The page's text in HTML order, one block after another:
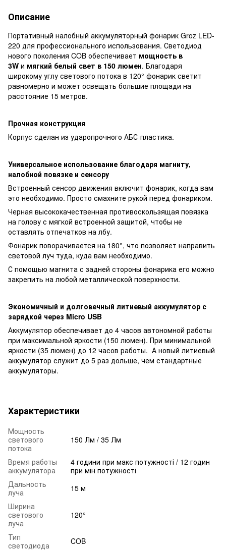
Описание
Портативный налобный аккумуляторный фонарик Groz LED-
220 для профессионального использования. Светодиод
нового поколения COB обеспечивает мощность в
3W и мягкий белый свет в 150 люмен. Благодаря
широкому углу светового потока в 120° фонарик светит
равномерно и может освещать большие площади на
расстояние 15 метров.
Прочная конструкция
Корпус сделан из ударопрочного АБС-пластика.
Универсальное использование благодаря магниту,
налобной повязке и сенсору
Встроенный сенсор движения включит фонарик, когда вам
это необходимо. Просто смахните рукой перед фонариком.
Черная высококачественная противоскользящая повязка
на голову с мягкой встроенной защитой, чтобы не
оставлять отпечатков на лбу.
Фонарик поворачивается на 180°, что позволяет направить
световой луч туда, куда вам необходимо.
С помощью магнита с задней стороны фонарика его можно
закрепить на любой металлической поверхности.
Экономичный и долговечный литиевый аккумулятор с
зарядкой через Micro USB
Аккумулятор обеспечивает до 4 часов автономной работы
при максимальной яркости (150 люмен). При минимальной
яркости (35 люмен) до 12 часов работы. А новый литиевый
аккумулятор служит до 5 раз дольше, чем стандартные
аккумуляторы.
Характеристики
Мощность
светового
потока
150 Лм / 35 Лм
Время работы
аккумулятора
4 години при макс потужності / 12 годин
при мін потужності
Дальность
луча
15 м
Ширина
светового
луча
120°
Тип
светодиода
COB